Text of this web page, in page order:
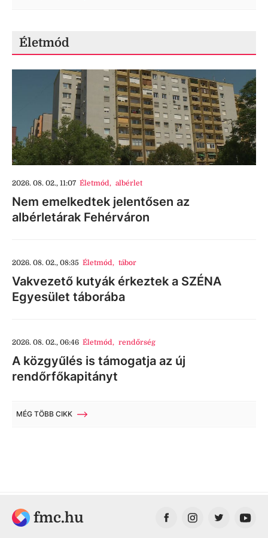
Életmód
2026. 08. 02., 11:07 Életmód, albérlet
Nem emelkedtek jelentősen az
albérletárak Fehérváron
2026. 08. 02., 08:35 Életmód, tábor
Vakvezető kutyák érkeztek a SZÉNA
Egyesület táborába
2026. 08. 02., 06:46 Életmód, rendőrség
A közgyűlés is támogatja az új
rendőrfőkapitányt
MÉG TÖBB CIKK
fmc.hu